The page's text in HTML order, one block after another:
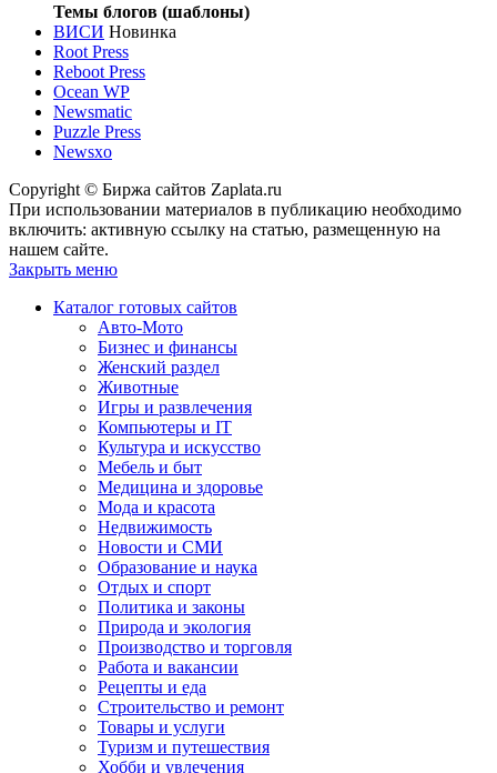
Темы блогов (шаблоны)
ВИСИ Новинка
Root Press
Reboot Press
Ocean WP
Newsmatic
Puzzle Press
Newsxo
Copyright © Биржа сайтов Zaplata.ru
При использовании материалов в публикацию необходимо
включить: активную ссылку на статью, размещенную на
нашем сайте.
Закрыть меню
Каталог готовых сайтов
Авто-Мото
Бизнес и финансы
Женский раздел
Животные
Игры и развлечения
Компьютеры и IT
Культура и искусство
Мебель и быт
Медицина и здоровье
Мода и красота
Недвижимость
Новости и СМИ
Образование и наука
Отдых и спорт
Политика и законы
Природа и экология
Производство и торговля
Работа и вакансии
Рецепты и еда
Строительство и ремонт
Товары и услуги
Туризм и путешествия
Хобби и увлечения